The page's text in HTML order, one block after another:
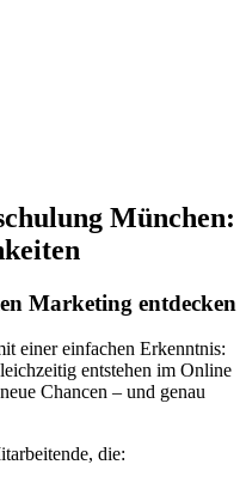
München:
Marketing entdecken
einer einfachen Erkenntnis:
entstehen im Online
Chancen – und genau
die: